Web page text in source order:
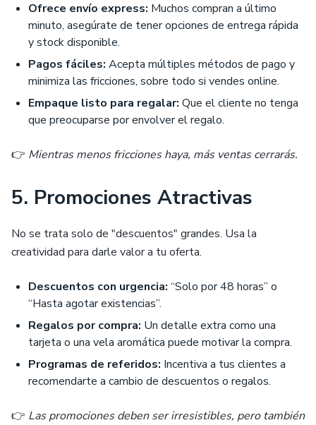
Ofrece envío express: Muchos compran a último
minuto, asegúrate de tener opciones de entrega rápida
y stock disponible.
Pagos fáciles: Acepta múltiples métodos de pago y
minimiza las fricciones, sobre todo si vendes online.
Empaque listo para regalar: Que el cliente no tenga
que preocuparse por envolver el regalo.
👉 Mientras menos fricciones haya, más ventas cerrarás.
5. Promociones Atractivas
No se trata solo de "descuentos" grandes. Usa la
creatividad para darle valor a tu oferta.
Descuentos con urgencia: “Solo por 48 horas” o
“Hasta agotar existencias”.
Regalos por compra: Un detalle extra como una
tarjeta o una vela aromática puede motivar la compra.
Programas de referidos: Incentiva a tus clientes a
recomendarte a cambio de descuentos o regalos.
👉 Las promociones deben ser irresistibles, pero también